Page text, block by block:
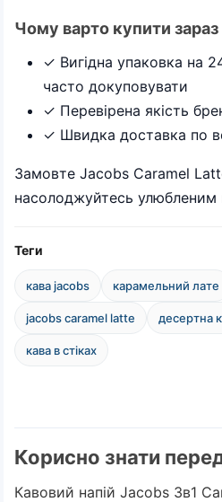
Чому варто купити зараз
✓ Вигідна упаковка на
часто докуповувати
✓ Перевірена якість
✓ Швидка доставка по
Замовте Jacobs Caramel
насолоджуйтесь
Теги
кава jacobs карамельний лате
jacobs caramel latte десертна
кава в стіках
Корисно знати
Кавовий напій Jacobs 3в1